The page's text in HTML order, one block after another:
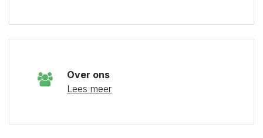
Over ons
Lees meer